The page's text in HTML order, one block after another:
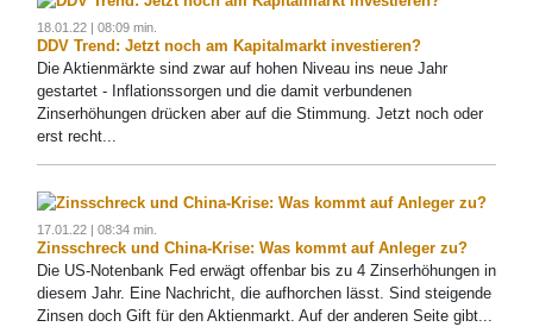
18.01.22 | 08:09 min.
DDV Trend: Jetzt noch am Kapitalmarkt investieren?
Die Aktienmärkte sind zwar auf hohen Niveau ins neue Jahr
gestartet - Inflationssorgen und die damit verbundenen
Zinserhöhungen drücken aber auf die Stimmung. Jetzt noch oder
erst recht...
17.01.22 | 08:34 min.
Zinsschreck und China-Krise: Was kommt auf Anleger zu?
Die US-Notenbank Fed erwägt offenbar bis zu 4 Zinserhöhungen in
diesem Jahr. Eine Nachricht, die aufhorchen lässt. Sind steigende
Zinsen doch Gift für den Aktienmarkt. Auf der anderen Seite gibt...